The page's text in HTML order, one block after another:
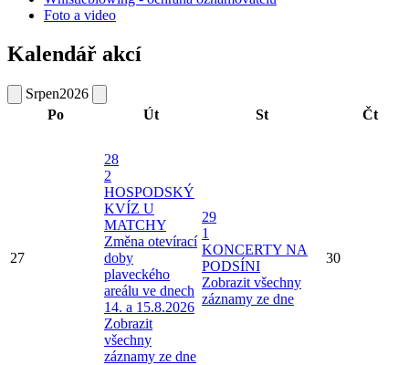
Foto a video
Kalendář akcí
Srpen2026
Po
Út St Čt
27
28
2
HOSPODSKÝ
KVÍZ U
MATCHY
Změna otevírací
doby
plaveckého
areálu ve dnech
14. a 15.8.2026
Zobrazit
všechny
záznamy ze dne
29
1
KONCERTY NA
PODSÍNI
Zobrazit všechny
záznamy ze dne
30